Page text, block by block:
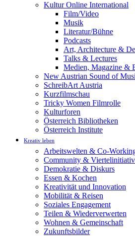
Kultur Online International
Film/Video
Musik
Literatur/Bühne
Podcasts
Art, Architecture &
Talks & Lectures
Medien, Magazine &
New Austrian Sound of
SchreibArt Austria
Kurzfilmschau
Tricky Women Filmrolle
Kulturforen
Österreich Bibliotheken
Österreich Institute
Kreativ leben
Arbeitswelten & Co-
Community &
Demokratie & Diskurs
Essen & Kochen
Kreativität und Innovation
Mobilität & Reisen
Soziales Engagement
Teilen & Wiederverwerten
Wohnen & Gemeinschaft
Zukunftsbilder